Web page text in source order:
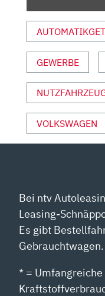
AUTO
MOTOR
SPORT“
VON
YOUTUBE
ANZEIGEN
GEWERBE
VOLKSWAGEN
Bei ntv
Leasing-
Es gibt
Gebrauchtwagen.
* =